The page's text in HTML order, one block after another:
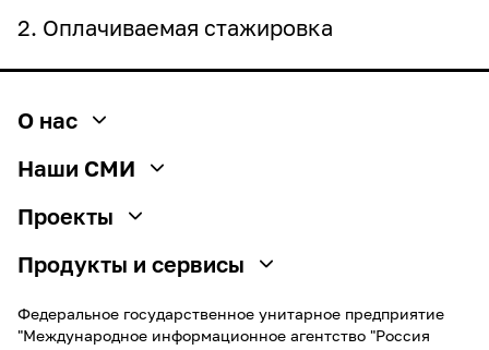
2. Оплачиваемая стажировка
О нас
О медиагруппе
Социальная ответственность
Руководство
Стажировка
Наши СМИ
РИА Новости
ПРАЙМ
ИноСМИ
Украина.ру
Проекты
SputnikPro
Фестиваль Koktebel Jazz Party
Продукты и сервисы
Новостные ленты
Медиабанк
Федеральное государственное унитарное предприятие
"Международное информационное агентство "Россия